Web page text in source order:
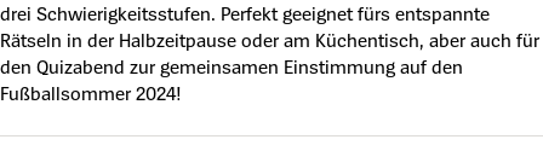
drei Schwierigkeitsstufen. Perfekt geeignet fürs entspannte
Rätseln in der Halbzeitpause oder am Küchentisch, aber auch für
den Quizabend zur gemeinsamen Einstimmung auf den
Fußballsommer 2024!